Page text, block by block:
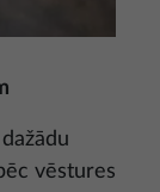
vēstures